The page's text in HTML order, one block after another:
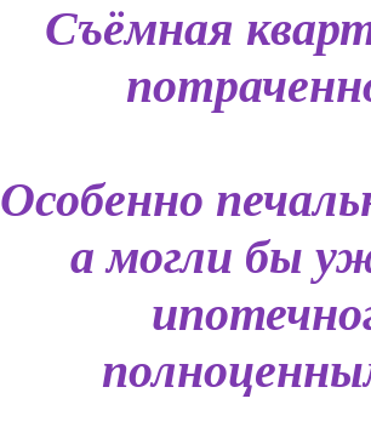
Съёмная
Особенно
а могли бы